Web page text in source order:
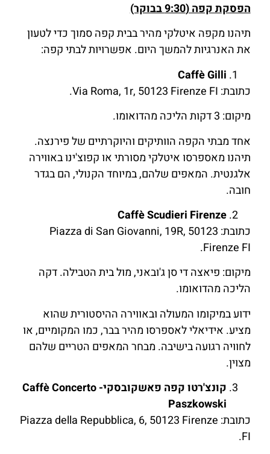
הפסקת קפה (9:30 בבוקר)
תיהנו מקפה איטלקי מהיר בבית קפה סמוך כדי לטעון
את האנרגיות להמשך היום. אפשרויות לבתי קפה:
Caffè Gilli
כתובת: Via Roma, 1r, 50123 Firenze FI.
מיקום: 3 דקות הליכה מהדואומו.
אחד מבתי הקפה הוותיקים והיוקרתיים של פירנצה.
תיהנו מאספרסו איטלקי מסורתי או קפוצ'ינו באווירה
אלגנטית. המאפים שלהם, במיוחד הקנולי, הם בגדר
חובה.
Caffè Scudieri Firenze
כתובת: Piazza di San Giovanni, 19R, 50123
Firenze FI.
מיקום: פיאצה די סן ג'ובאני, מול בית הטבילה. דקה
הליכה מהדואומו.
ידוע במיקומו המעולה ובאווירה ההיסטורית שהוא
מציע. אידיאלי לאספרסו מהיר בבר, כמו המקומיים, או
לחוויה רגועה בישיבה. מבחר המאפים הטריים שלהם
מצוין.
קונצ'רטו קפה פאשקובסקי- Caffè Concerto
Paszkowski
כתובת: Piazza della Repubblica, 6, 50123 Firenze
FI.